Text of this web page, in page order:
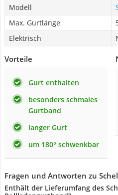
Modell
Max. Gurtlänge
Elektrisch
Vorteile
Gurt enthalten
besonders schmales
Gurtband
langer Gurt
um 180° schwenkbar
Fragen und Antworten zu
Enthält der Lieferumfang des